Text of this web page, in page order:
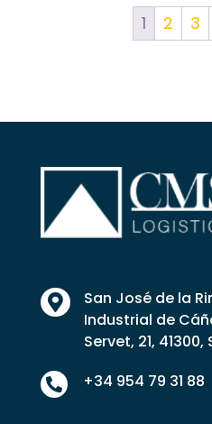
1 2 3

San José de la
Industrial de
Servet, 21, 41300,
 +34 954 79 31 88